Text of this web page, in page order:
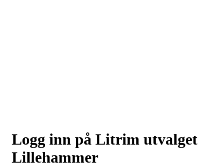
Logg inn på Litrim utvalget
Lillehammer